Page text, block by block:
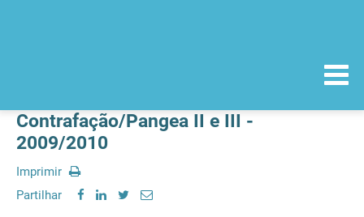
Contrafação/Pangea II e III -
2009/2010
Imprimir
Partilhar